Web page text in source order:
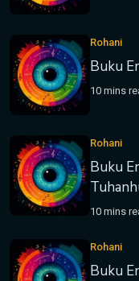
Rohani
Buku
10 mins
Rohani
Buku
10 mins
Rohani
Buku